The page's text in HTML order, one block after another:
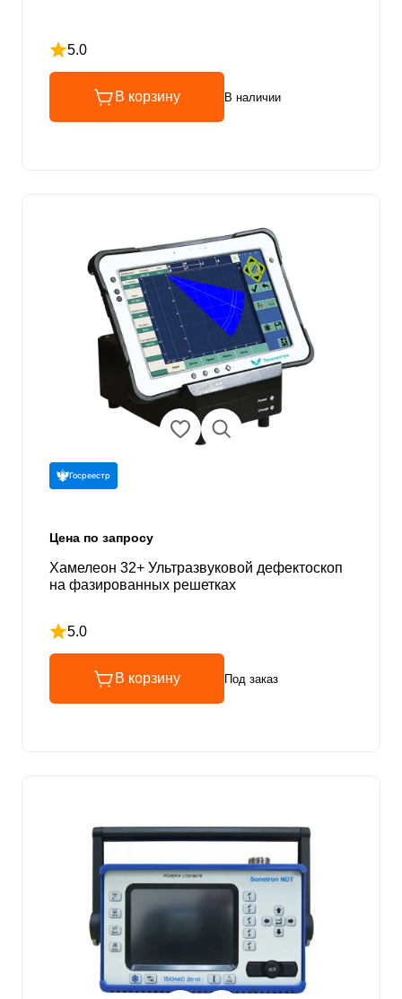
5.0
Рейтинг 5 из 5
В корзину В наличии
Госреестр
Цена по запросу
Хамелеон 32+ Ультразвуковой дефектоскоп
на фазированных решетках
5.0
Рейтинг 5 из 5
В корзину Под заказ